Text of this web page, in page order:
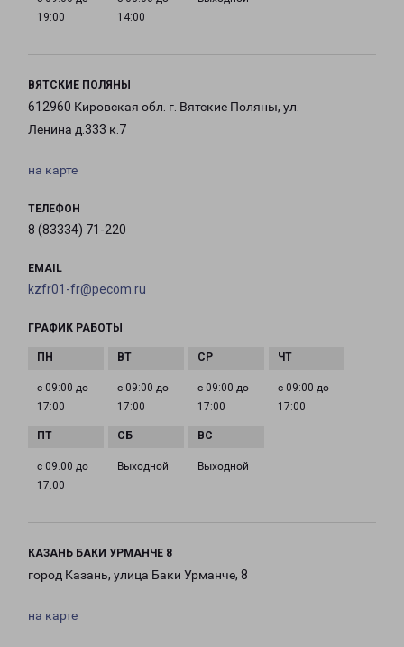
19:00
14:00
ВЯТСКИЕ ПОЛЯНЫ
612960 Кировская обл. г. Вятские Поляны, ул.
Ленина д.333 к.7
на карте
ТЕЛЕФОН
8 (83334) 71-220
EMAIL
kzfr01-fr@pecom.ru
ГРАФИК РАБОТЫ
с 09:00 до
17:00
с 09:00 до
17:00
с 09:00 до
17:00
с 09:00 до
17:00
с 09:00 до
17:00
Выходной Выходной
КАЗАНЬ БАКИ УРМАНЧЕ 8
город Казань, улица Баки Урманче, 8
на карте